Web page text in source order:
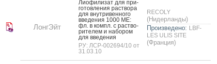
ЛонгЭйт
Ли­офи­лизат для при­
готов­ле­ния рас­тво­ра
для внут­ри­вен­но­го
вве­дения 1000 МЕ:
фл. в компл. с рас­тво­
рите­лем и на­бором
для вве­дения
РУ: ЛСР-002694/10 от
31.03.10
RECOLY
(Нидерланды)
Произведено: LBF-
LES ULIS SITE
(Франция)